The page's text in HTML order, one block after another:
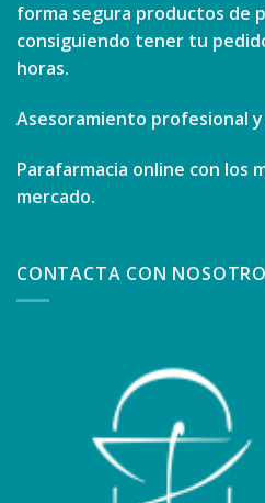
forma segura productos de
consiguiendo tener tu
horas.
Asesoramiento profesional y
Parafarmacia online con los
mercado.
CONTACTA CON